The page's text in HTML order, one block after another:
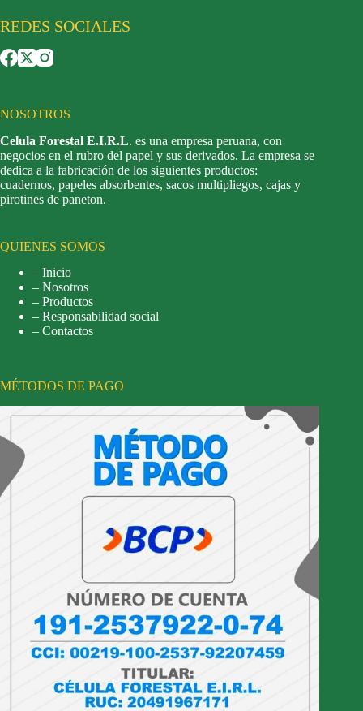
REDES SOCIALES
NOSOTROS
Celula Forestal E.I.R.L. es una empresa peruana, con
negocios en el rubro del papel y sus derivados. La empresa se
dedica a la fabricación de los siguientes productos:
cuadernos, papeles absorbentes, sacos multipliegos, cajas y
pirotines de paneton.
QUIENES SOMOS
– Inicio
– Nosotros
– Productos
– Responsabilidad social
– Contactos
MÉTODOS DE PAGO